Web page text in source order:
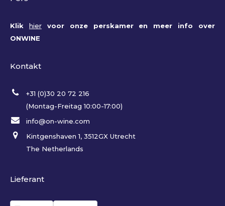
Klik hiervoor onze perskamer en meer info over
ONWINE
Kontakt
+31 (0)30 20 72 216
(Montag-Freitag 10:00-17:00)
info@on-wine.com
Kintgenshaven 1, 3512GX Utrecht
The Netherlands
Lieferant